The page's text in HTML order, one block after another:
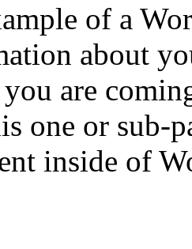
of a
about
are
one or sub-
inside of